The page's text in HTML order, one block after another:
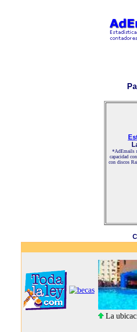
*AdEmails
capacidad
con discos
La